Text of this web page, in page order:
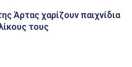
Άρτας χαρίζουν παιχνίδια
τους